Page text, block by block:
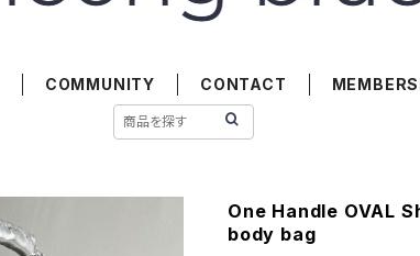
COMMUNITY CONTACT
One Handle OVAL
body bag